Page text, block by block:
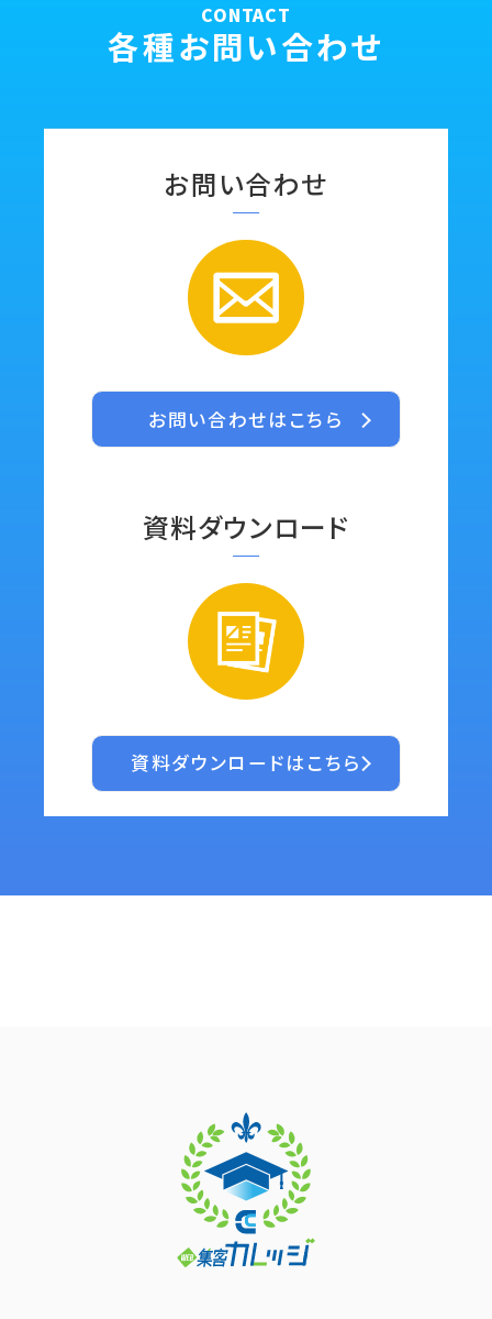
CONTACT
各種お問い合わせ
資料ダウンロード
資料ダウンロードはこちら
お問い合わせ
お問い合わせはこちら